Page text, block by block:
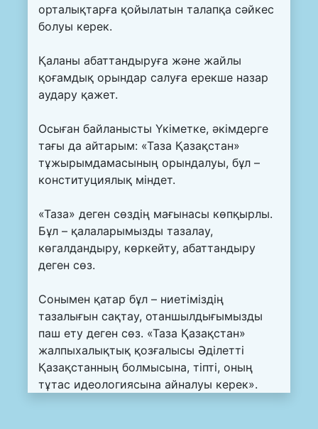
орталықтарға қойылатын талапқа сәйкес
болуы керек.
Қаланы абаттандыруға және жайлы
қоғамдық орындар салуға ерекше назар
аудару қажет.
Осыған байланысты Үкіметке, әкімдерге
тағы да айтарым: «Таза Қазақстан»
тұжырымдамасының орындалуы, бұл –
конституциялық міндет.
«Таза» деген сөздің мағынасы көпқырлы.
Бұл – қалаларымызды тазалау,
көгалдандыру, көркейту, абаттандыру
деген сөз.
Сонымен қатар бұл – ниетіміздің
тазалығын сақтау, отаншылдығымызды
паш ету деген сөз. «Таза Қазақстан»
жалпыхалықтық қозғалысы Әділетті
Қазақстанның болмысына, тіпті, оның
тұтас идеологиясына айналуы керек».